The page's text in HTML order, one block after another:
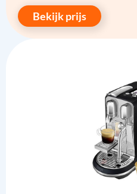
Bekijk prijs